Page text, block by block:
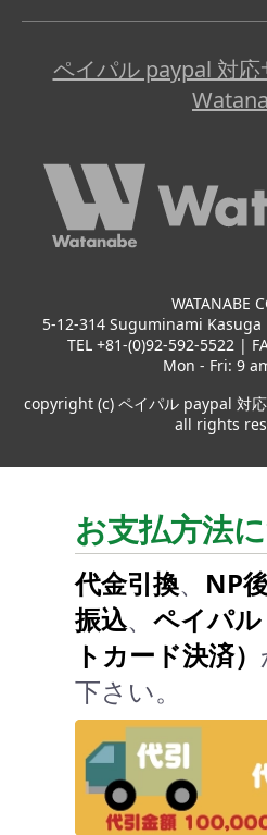
ペイパル paypal 対
WATANABE
5-12-314 Suguminami Kasuga
TEL +81-(0)92-592-5522 |
Mon - Fri: 9
copyright (c) ペイパル paypal 対
all rights
お支払方法
代金引換、 NP
振込、 ペイパ
トカード決済）
下さい。